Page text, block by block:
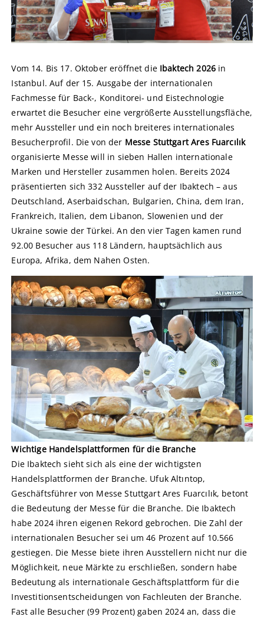
Vom 14. Bis 17. Oktober eröffnet die Ibaktech 2026 in
Istanbul. Auf der 15. Ausgabe der internationalen
Fachmesse für Back-, Konditorei- und Eistechnologie
erwartet die Besucher eine vergrößerte Ausstellungsfläche,
mehr Aussteller und ein noch breiteres internationales
Besucherprofil. Die von der Messe Stuttgart Ares Fuarcılık
organisierte Messe will in sieben Hallen internationale
Marken und Hersteller zusammen holen. Bereits 2024
präsentierten sich 332 Aussteller auf der Ibaktech – aus
Deutschland, Aserbaidschan, Bulgarien, China, dem Iran,
Frankreich, Italien, dem Libanon, Slowenien und der
Ukraine sowie der Türkei. An den vier Tagen kamen rund
92.00 Besucher aus 118 Ländern, hauptsächlich aus
Europa, Afrika, dem Nahen Osten.
Wichtige Handelsplattformen für die Branche
Die Ibaktech sieht sich als eine der wichtigsten
Handelsplattformen der Branche. Ufuk Altıntop,
Geschäftsführer von Messe Stuttgart Ares Fuarcılık, betont
die Bedeutung der Messe für die Branche. Die Ibaktech
habe 2024 ihren eigenen Rekord gebrochen. Die Zahl der
internationalen Besucher sei um 46 Prozent auf 10.566
gestiegen. Die Messe biete ihren Ausstellern nicht nur die
Möglichkeit, neue Märkte zu erschließen, sondern habe
Bedeutung als internationale Geschäftsplattform für die
Investitionsentscheidungen von Fachleuten der Branche.
Fast alle Besucher (99 Prozent) gaben 2024 an, dass die